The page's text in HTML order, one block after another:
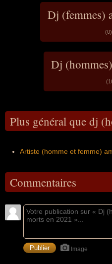
Dj (femmes)
(0)
Dj
Plus général que dj
Artiste (homme et femme)
Commentaires
Image